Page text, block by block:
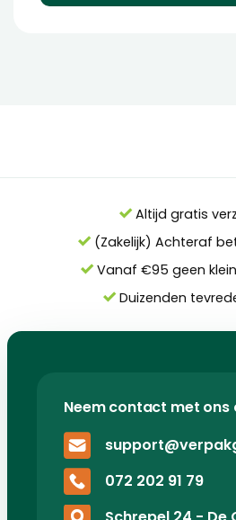
Altijd gratis
(Zakelijk) Achteraf
Vanaf €95 geen
Duizenden
Neem contact met ons
072 202 91 79